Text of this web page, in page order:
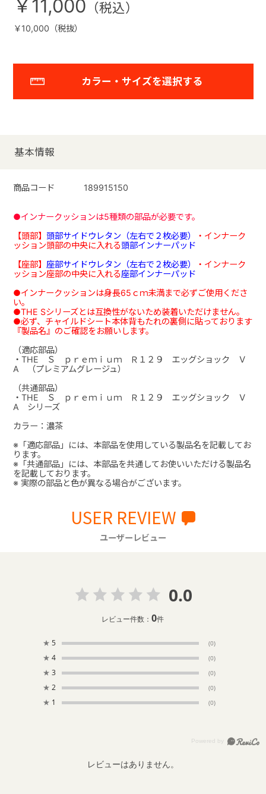
￥11,000
￥10,000（税抜）
カラー・サイズを選択する
基本情報
商品コード 189915150
●インナークッションは5種類の部品が必要です。
【頭部】 頭部サイドウレタン（左右で２枚必要）
・インナーク
ッション頭部の中央に入れる頭部インナーパッド
【座部】 座部サイドウレタン（左右で２枚必要）
・インナーク
ッション座部の中央に入れる座部インナーパッド
●インナークッションは身長65ｃｍ未満まで必ずご使用くださ
い。
●THE Sシリーズとは互換性がないため装着いただけません。
●必ず、チャイルドシート本体背もたれの裏側に貼っております
『製品名』のご確認をお願いします。
（適応部品）
・THE Ｓ ｐｒｅｍｉｕｍ Ｒ１２９ エッグショック Ｖ
A （プレミアムグレージュ）
（共通部品）
・THE Ｓ ｐｒｅｍｉｕｍ Ｒ１２９ エッグショック Ｖ
A シリーズ
カラー：濃茶
※「適応部品」には、本部品を使用している製品名を記載してお
ります。
※「共通部品」には、本部品を共通してお使いいただける製品名
を記載しております。
※ 実際の部品と色が異なる場合がございます。
USER REVIEW
ユーザーレビュー
0.0
レビュー件数：0件
★ 5 (0)
★ 4 (0)
★ 3 (0)
★ 2 (0)
★ 1 (0)
レビューはありません。